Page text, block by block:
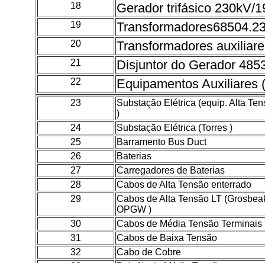
18 Gerador trifásico 230kV/
19
20 Transformadores
21 Disjuntor do Gerador
22 Equipamentos Auxiliares
23
Substação Elétrica (equip. Alta
)
24
Substação Elétrica (Torres )
25
Barramento Bus Duct
26
Baterias
27
Carregadores de Baterias
28
Cabos de Alta Tensão enterrado
29
Cabos de Alta Tensão LT
OPGW )
30
Cabos de Média Tensão Terminais
31
Cabos de Baixa Tensão
32
Cabo de Cobre